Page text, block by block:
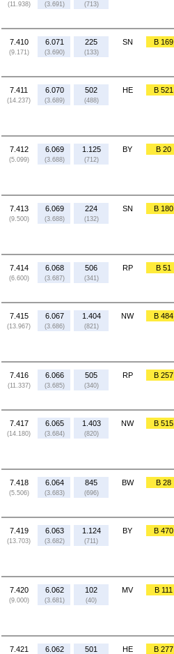
(11.938) (3.691) (713)
7.410
(9.171)
6.071
(3.690)
225
(133)
SN B 169
7.411
(14.237)
6.070
(3.689)
502
(488)
HE B 521
7.412
(5.099)
6.069
(3.688)
1.125
(712)
BY B 20
7.413
(9.500)
6.069
(3.688)
224
(132)
SN B 180
7.414
(6.600)
6.068
(3.687)
506
(341)
RP B 51
7.415
(13.967)
6.067
(3.686)
1.404
(821)
NW B 484
7.416
(11.337)
6.066
(3.685)
505
(340)
RP B 257
7.417
(14.180)
6.065
(3.684)
1.403
(820)
NW B 515
7.418
(5.506)
6.064
(3.683)
845
(696)
BW B 28
7.419
(13.703)
6.063
(3.682)
1.124
(711)
BY B 470
7.420
(9.000)
6.062
(3.681)
102
(40)
MV B 111
7.421 6.062 501 HE B 277